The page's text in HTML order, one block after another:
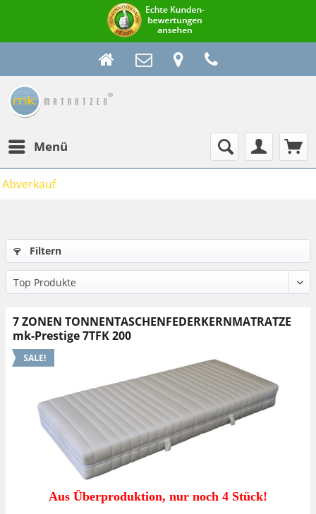
Menü
Abverkauf
Filtern
7 ZONEN TONNENTASCHENFEDERKERNMATRATZE
mk-Prestige 7TFK 200
Aus Überproduktion, nur noch 4 Stück!